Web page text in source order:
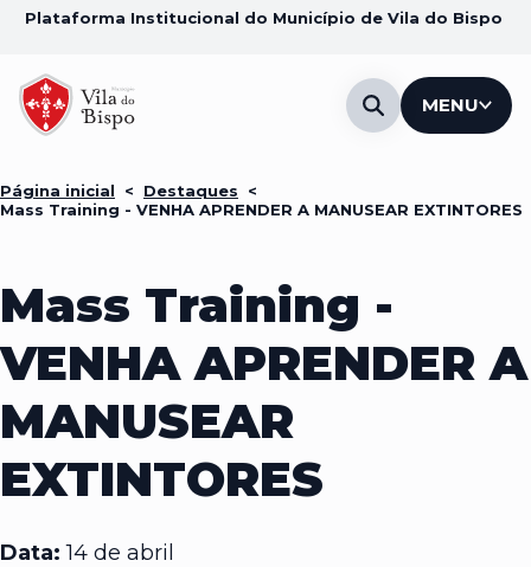
Plataforma Institucional do Município de Vila do Bispo
MENU
Página inicial < Destaques <
Mass Training - VENHA APRENDER A MANUSEAR EXTINTORES
Mass Training -
VENHA APRENDER A
MANUSEAR
EXTINTORES
Data: 14 de abril